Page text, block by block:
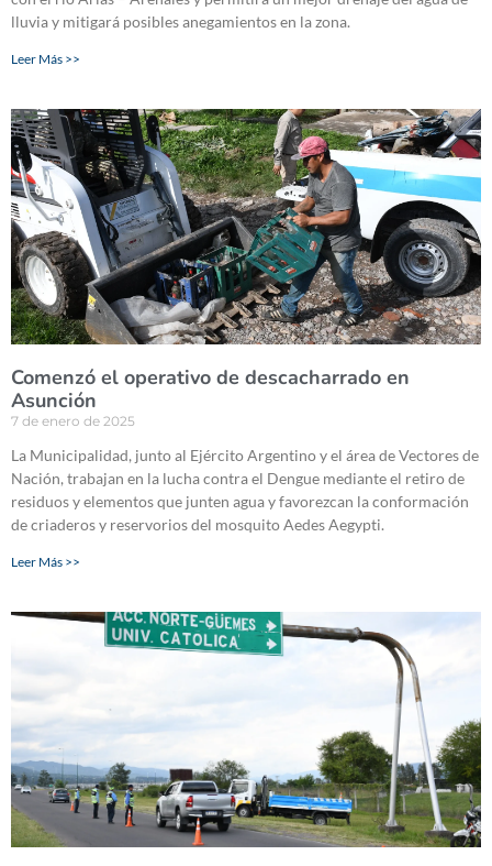
lluvia y mitigará posibles anegamientos en la zona.
Leer Más >>
Comenzó el operativo de descacharrado en
Asunción
7 de enero de 2025
La Municipalidad, junto al Ejército Argentino y el área de Vectores de
Nación, trabajan en la lucha contra el Dengue mediante el retiro de
residuos y elementos que junten agua y favorezcan la conformación
de criaderos y reservorios del mosquito Aedes Aegypti.
Leer Más >>